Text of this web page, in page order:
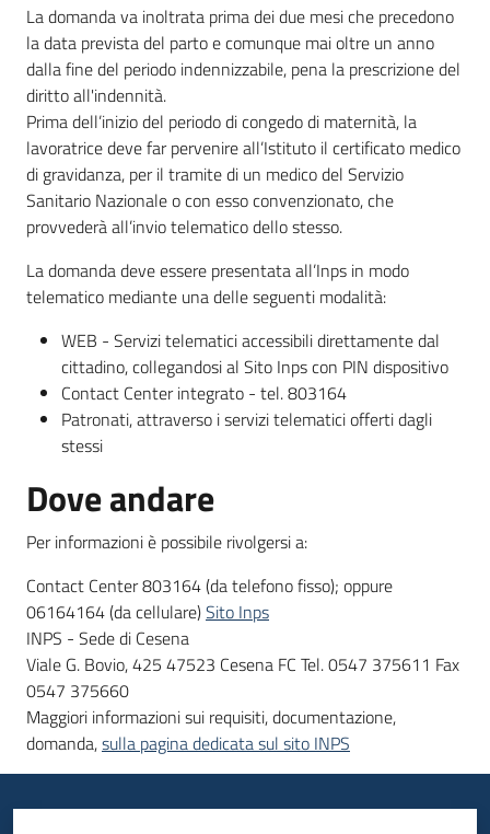
La domanda va inoltrata prima dei due mesi che precedono
la data prevista del parto e comunque mai oltre un anno
dalla fine del periodo indennizzabile, pena la prescrizione del
diritto all'indennità.
Prima dell’inizio del periodo di congedo di maternità, la
lavoratrice deve far pervenire all’Istituto il certificato medico
di gravidanza, per il tramite di un medico del Servizio
Sanitario Nazionale o con esso convenzionato, che
provvederà all’invio telematico dello stesso.
La domanda deve essere presentata all’Inps in modo
telematico mediante una delle seguenti modalità:
WEB - Servizi telematici accessibili direttamente dal
cittadino, collegandosi al Sito Inps con PIN dispositivo
Contact Center integrato - tel. 803164
Patronati, attraverso i servizi telematici offerti dagli
stessi
Dove andare
Per informazioni è possibile rivolgersi a:
Contact Center 803164 (da telefono fisso); oppure
06164164 (da cellulare)Sito Inps
INPS - Sede di Cesena
Viale G. Bovio, 425 47523 Cesena FC Tel. 0547 375611 Fax
0547 375660
Maggiori informazioni sui requisiti, documentazione,
domanda,sulla pagina dedicata sul sito INPS